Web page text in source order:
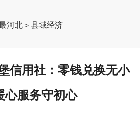
河北 >县域经济
信用社：零钱兑换无小
心服务守初心